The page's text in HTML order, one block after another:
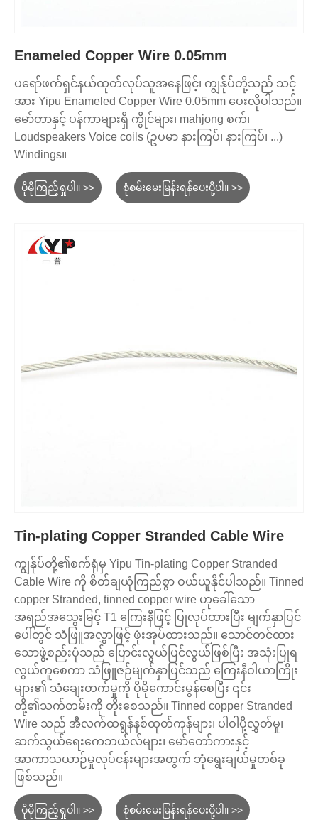
Enameled Copper Wire 0.05mm
ပရော်ဖက်ရှင်နယ်ထုတ်လုပ်သူအနေဖြင့်၊ ကျွန်ုပ်တို့သည် သင့်
အား Yipu Enameled Copper Wire 0.05mm ပေးလိုပါသည်။
မော်တာနှင့် ပန်ကာများရှိ ကွိုင်များ၊ mahjong စက်၊
Loudspeakers Voice coils (ဥပမာ နားကြပ်၊ နားကြပ်၊ ...)
Windings။
ပိုမိုကြည့်ရှုပါ။ >> စုံစမ်းမေးမြန်းရန်ပေးပို့ပါ။ >>
Tin-plating Copper Stranded Cable Wire
ကျွန်ုပ်တို့၏စက်ရုံမှ Yipu Tin-plating Copper Stranded
Cable Wire ကို စိတ်ချယုံကြည်စွာ ဝယ်ယူနိုင်ပါသည်။ Tinned
copper Stranded, tinned copper wire ဟုခေါ်သော
အရည်အသွေးမြင့် T1 ကြေးနီဖြင့် ပြုလုပ်ထားပြီး မျက်နှာပြင်
ပေါ်တွင် သံဖြူအလွှာဖြင့် ဖုံးအုပ်ထားသည်။ သောင်တင်ထား
သောဖွဲ့စည်းပုံသည် ပြောင်းလွယ်ပြင်လွယ်ဖြစ်ပြီး အသုံးပြုရ
လွယ်ကူစေကာ သံဖြူဇဉ်မျက်နှာပြင်သည် ကြေးနီဝါယာကြိုး
များ၏ သံချေးတက်မှုကို ပိုမိုကောင်းမွန်စေပြီး ၎င်း
တို့၏သက်တမ်းကို တိုးစေသည်။ Tinned copper Stranded
Wire သည် အီလက်ထရွန်နစ်ထုတ်ကုန်များ၊ ပါဝါပို့လွှတ်မှု၊
ဆက်သွယ်ရေးကေဘယ်လ်များ၊ မော်တော်ကားနှင့်
အာကာသယာဉ်မှုလုပ်ငန်းများအတွက် ဘုံရွေးချယ်မှုတစ်ခု
ဖြစ်သည်။
ပိုမိုကြည့်ရှုပါ။ >> စုံစမ်းမေးမြန်းရန်ပေးပို့ပါ။ >>